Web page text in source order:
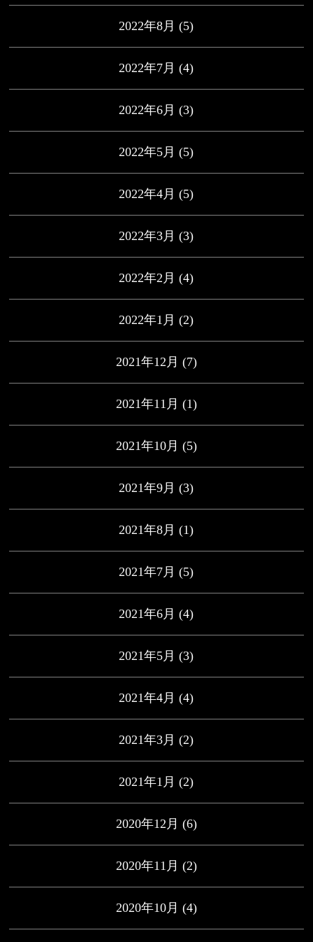
2022年8月 (5)
2022年7月 (4)
2022年6月 (3)
2022年5月 (5)
2022年4月 (5)
2022年3月 (3)
2022年2月 (4)
2022年1月 (2)
2021年12月 (7)
2021年11月 (1)
2021年10月 (5)
2021年9月 (3)
2021年8月 (1)
2021年7月 (5)
2021年6月 (4)
2021年5月 (3)
2021年4月 (4)
2021年3月 (2)
2021年1月 (2)
2020年12月 (6)
2020年11月 (2)
2020年10月 (4)